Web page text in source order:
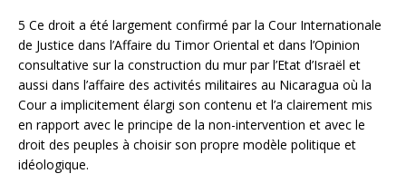
5 Ce droit a été largement confirmé par la Cour Internationale
de Justice dans l’Affaire du Timor Oriental et dans l’Opinion
consultative sur la construction du mur par l’Etat d’Israël et
aussi dans l’affaire des activités militaires au Nicaragua où la
Cour a implicitement élargi son contenu et l’a clairement mis
en rapport avec le principe de la non-intervention et avec le
droit des peuples à choisir son propre modèle politique et
idéologique.